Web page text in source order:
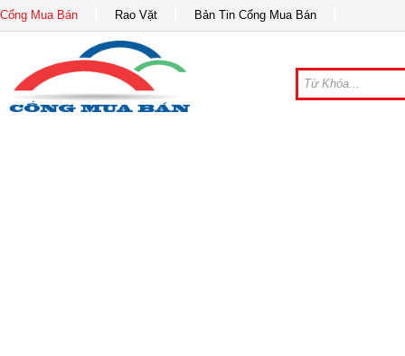
Cổng Mua Bán Rao Vặt Bản Tin Cổng Mua Bán